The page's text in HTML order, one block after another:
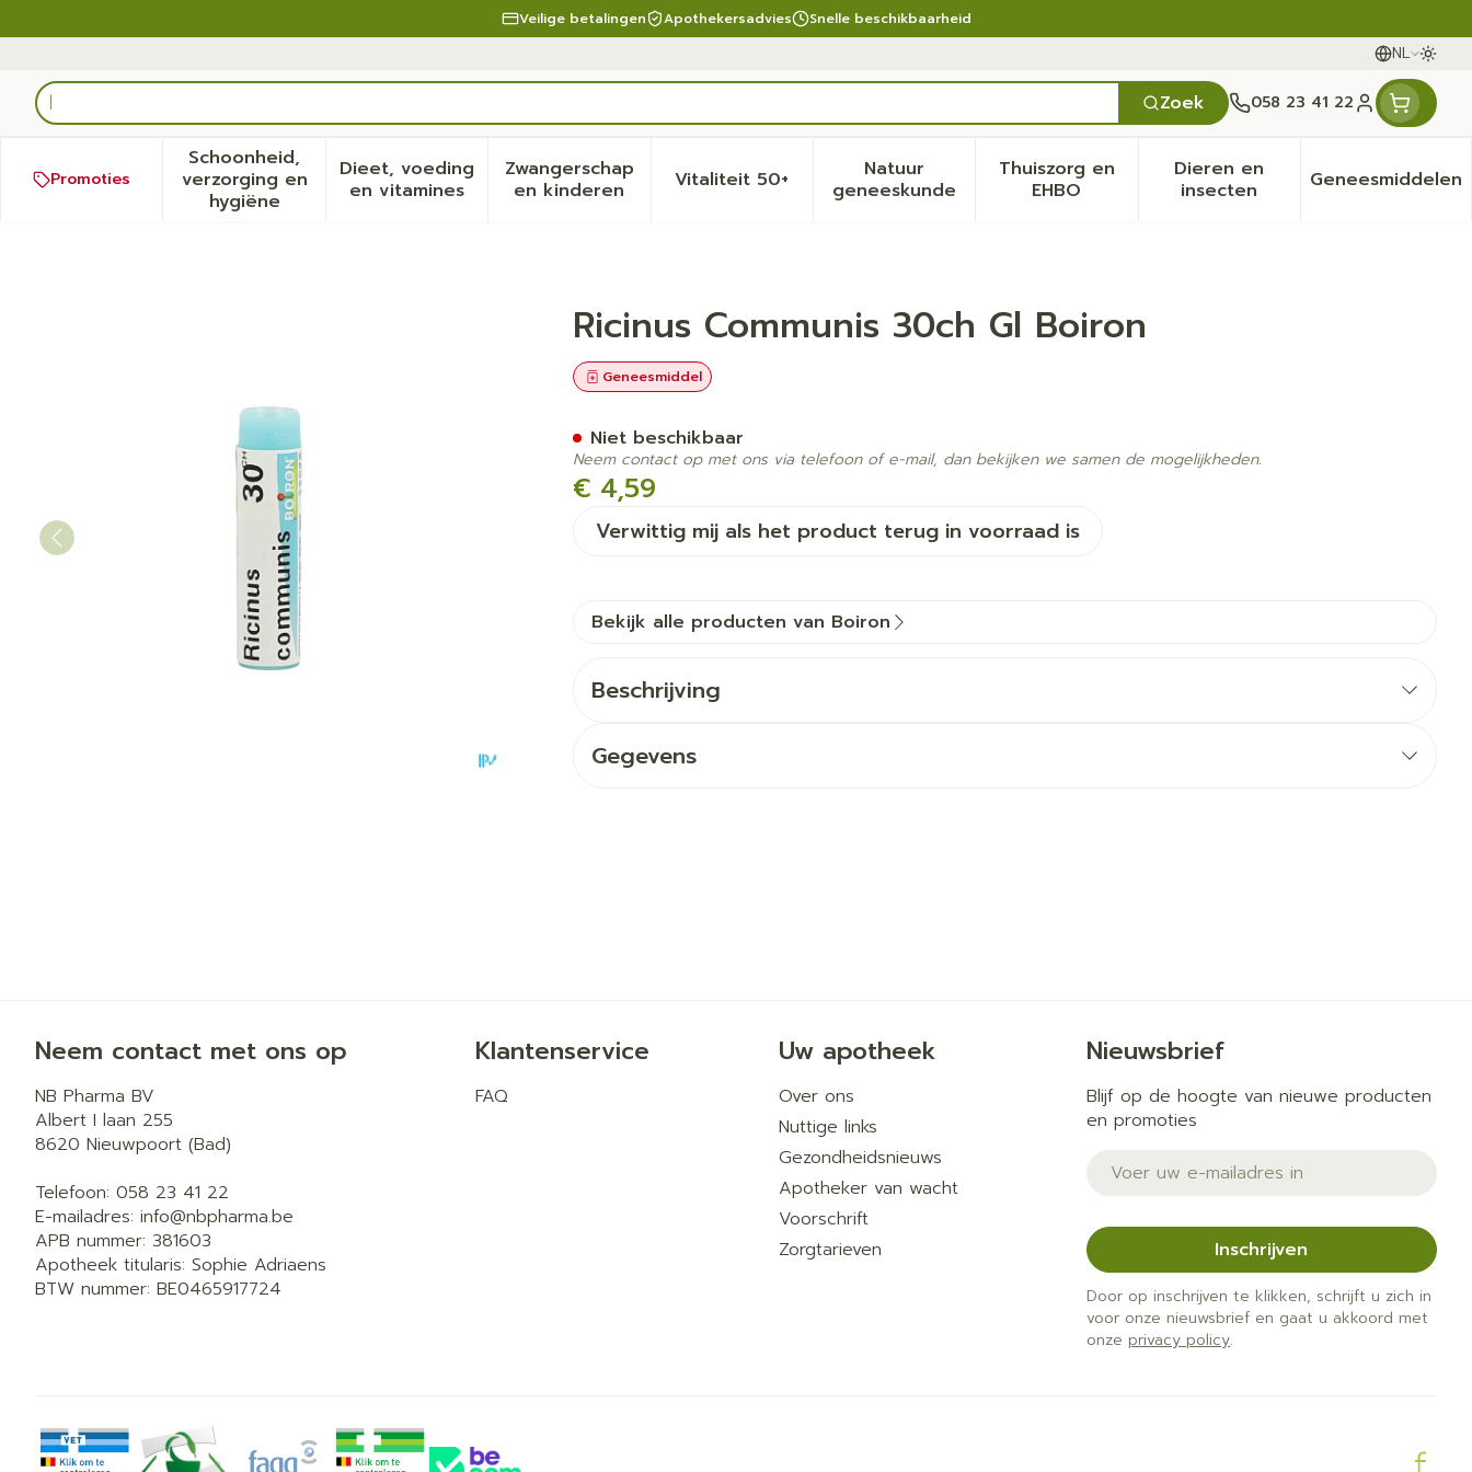
Veilige betalingen Apothekersadvies Snelle beschikbaarheid
NL
Talen
Product, merk, categorie...
Zoek 058 23 41 22
Klant menu
Promoties
Schoonheid,
verzorging en
hygiëneToon submenu voor Schoonheid, verzorging en hygiëne categorie
Dieet, voeding
en vitamines
Toon submenu voor Dieet, voeding en vitamines categorie
Zwangerschap
en kinderenToon submenu voor Zwangerschap en kinderen categorie
Vitaliteit 50+Toon submenu voor Vitaliteit 50+ categorie
Natuur
geneeskundeToon submenu voor Natuur geneeskunde categorie
Thuiszorg en
EHBOToon submenu voor Thuiszorg en EHBO
Dieren en
insectenToon submenu voor
Geneesmiddelen
Toon
Ricinus Communis 30ch Gl BoironRicinus Communis 30ch Gl Boiron
Geneesmiddel
€ 4,59
Verwittig mij als het product terug in voorraad is
Niet beschikbaar
Neem contact op met ons via telefoon of e-mail, dan bekijken we samen de mogelijkheden.
Bekijk alle producten van Boiron
Beschrijving
Gegevens
Neem contact met ons op
NB Pharma BV
Albert I laan 255
8620 Nieuwpoort (Bad)
Telefoon: 058 23 41 22
E-mailadres: info@nbpharma.be
APB nummer: 381603
Apotheek titularis: Sophie Adriaens
BTW nummer: BE0465917724
Klantenservice
FAQ
Uw apotheek
Over ons
Nuttige links
Gezondheidsnieuws
Apotheker van wacht
Voorschrift
Zorgtarieven
Nieuwsbrief
Blijf op de hoogte van nieuwe producten
en promoties
Inschrijven
Door op inschrijven te klikken, schrijft u zich in
voor onze nieuwsbrief en gaat u akkoord met
onze privacy policy.